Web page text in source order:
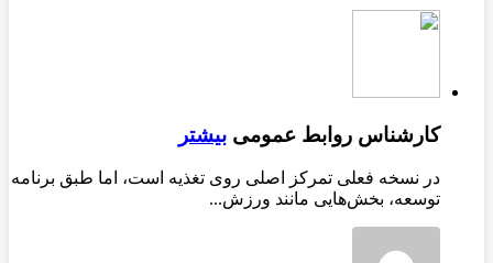
کارشناس روابط عمومی بیشتر
در نسخه فعلی تمرکز اصلی روی تغذیه است، اما طبق برنامه
توسعه، بخش‌هایی مانند ورزش...